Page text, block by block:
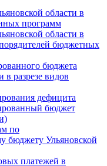
области в
программ
области в
бюджетных
бюджета
в разрезе видов
дефицита
бюджет
по
бюджету Ульяновской
платежей в